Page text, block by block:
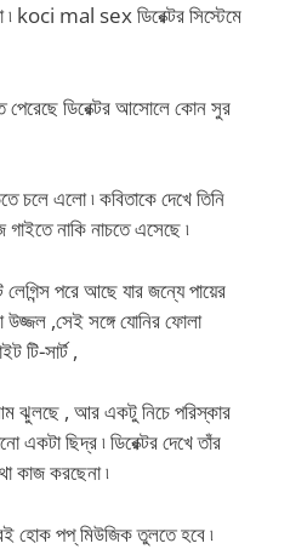
৷ koci mal sex ডিরেক্টর সিস্টেমে
পেরেছে ডিরেক্টর আসোলে কোন সুর
চলে এলো ৷ কবিতাকে দেখে তিনি
নাকি নাচতে এসেছে ৷
পরে আছে যার জন্যে পায়ের
উজ্জল ,সেই সঙ্গে যোনির ফোলা
টি-সার্ট ,
ঝুলছে , আর একটু নিচে পরিস্কার
একটা ছিদ্র ৷ ডিরেক্টর দেখে তাঁর
কাজ করছেনা ৷
হোক পপ্ মিউজিক তুলতে হবে ৷